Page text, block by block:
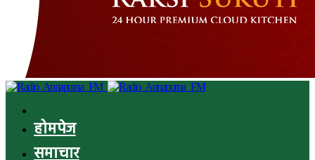
होमपेज
समाचार